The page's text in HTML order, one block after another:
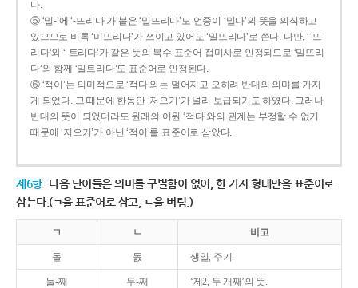
다.
⑤ ‘밀-’에 ‘-뜨리다’가 붙은 ‘밀뜨리다’도 언중이 ‘밀다’의 뜻을 의식하고
있으므로 비록 ‘미뜨리다’가 쓰이고 있어도 ‘밀뜨리다’로 쓴다. 다만, ‘-뜨
리다’와 ‘-트리다’가 같은 뜻의 복수 표준어 접미사로 인정되므로 ‘밀뜨리
다’와 함께 ‘밀트리다’도 표준어로 인정된다.
⑥ ‘적이’는 의미적으로 ‘적다’와는 멀어지고 오히려 반대의 의미를 가지
게 되었다. 그 때문에 한동안 ‘저으기’가 널리 보급되기도 하였다. 그러나
반대의 뜻이 되었더라도 원래의 어원 ‘적다’와의 관계는 부정할 수 없기
때문에 ‘저으기’가 아닌 ‘적이’를 표준어로 삼았다.
제6항 다음 단어들은 의미를 구별함이 없이, 한 가지 형태만을 표준어로
삼는다.(ㄱ을 표준어로 삼고, ㄴ을 버림.)
ㄱ ㄴ 비고
돌 돐 생일, 주기.
둘-째 두-째 ‘제2, 두 개째’의 뜻.